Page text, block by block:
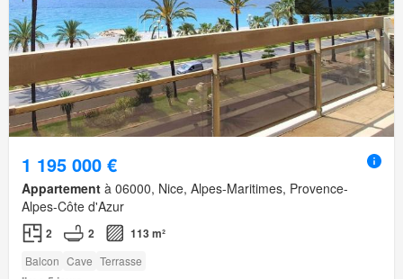
1 195 000 €
Appartement à 06000, Nice, Alpes-Maritimes, Provence-
Alpes-Côte d'Azur
2 2 113 m²
Balcon Cave Terrasse